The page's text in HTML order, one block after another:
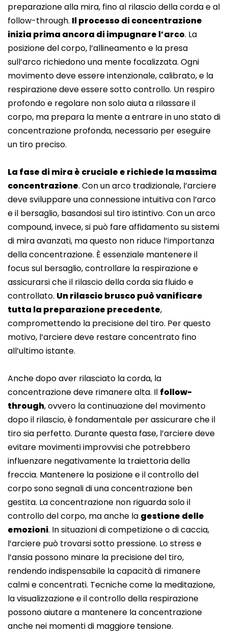
preparazione alla mira, fino al rilascio della corda e al
follow-through. Il processo di concentrazione
inizia prima ancora di impugnare l’arco. La
posizione del corpo, l’allineamento e la presa
sull’arco richiedono una mente focalizzata. Ogni
movimento deve essere intenzionale, calibrato, e la
respirazione deve essere sotto controllo. Un respiro
profondo e regolare non solo aiuta a rilassare il
corpo, ma prepara la mente a entrare in uno stato di
concentrazione profonda, necessario per eseguire
un tiro preciso.
La fase di mira è cruciale e richiede la massima
concentrazione. Con un arco tradizionale, l’arciere
deve sviluppare una connessione intuitiva con l’arco
e il bersaglio, basandosi sul tiro istintivo. Con un arco
compound, invece, si può fare affidamento su sistemi
di mira avanzati, ma questo non riduce l’importanza
della concentrazione. È essenziale mantenere il
focus sul bersaglio, controllare la respirazione e
assicurarsi che il rilascio della corda sia fluido e
controllato. Un rilascio brusco può vanificare
tutta la preparazione precedente,
compromettendo la precisione del tiro. Per questo
motivo, l’arciere deve restare concentrato fino
all’ultimo istante.
Anche dopo aver rilasciato la corda, la
concentrazione deve rimanere alta. Il follow-
through, ovvero la continuazione del movimento
dopo il rilascio, è fondamentale per assicurare che il
tiro sia perfetto. Durante questa fase, l’arciere deve
evitare movimenti improvvisi che potrebbero
influenzare negativamente la traiettoria della
freccia. Mantenere la posizione e il controllo del
corpo sono segnali di una concentrazione ben
gestita. La concentrazione non riguarda solo il
controllo del corpo, ma anche la gestione delle
emozioni. In situazioni di competizione o di caccia,
l’arciere può trovarsi sotto pressione. Lo stress e
l’ansia possono minare la precisione del tiro,
rendendo indispensabile la capacità di rimanere
calmi e concentrati. Tecniche come la meditazione,
la visualizzazione e il controllo della respirazione
possono aiutare a mantenere la concentrazione
anche nei momenti di maggiore tensione.